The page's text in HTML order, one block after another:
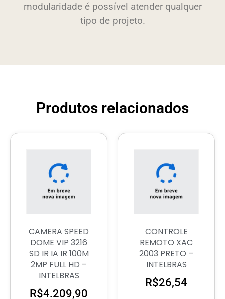
modularidade é possível atender qualquer
tipo de projeto.
Produtos relacionados
CAMERA SPEED
DOME VIP 3216
SD IR IA IR 100M
2MP FULL HD –
INTELBRAS
R$4.209,90
CONTROLE
REMOTO XAC
2003 PRETO –
INTELBRAS
R$26,54